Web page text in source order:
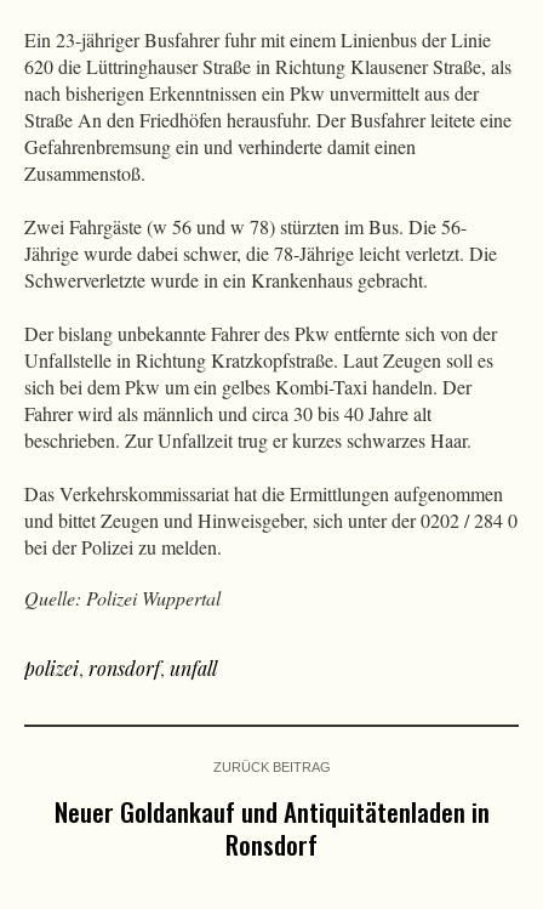
Ein 23-jähriger Busfahrer fuhr mit einem Linienbus der Linie
620 die Lüttringhauser Straße in Richtung Klausener Straße, als
nach bisherigen Erkenntnissen ein Pkw unvermittelt aus der
Straße An den Friedhöfen herausfuhr. Der Busfahrer leitete eine
Gefahrenbremsung ein und verhinderte damit einen
Zusammenstoß.
Zwei Fahrgäste (w 56 und w 78) stürzten im Bus. Die 56-
Jährige wurde dabei schwer, die 78-Jährige leicht verletzt. Die
Schwerverletzte wurde in ein Krankenhaus gebracht.
Der bislang unbekannte Fahrer des Pkw entfernte sich von der
Unfallstelle in Richtung Kratzkopfstraße. Laut Zeugen soll es
sich bei dem Pkw um ein gelbes Kombi-Taxi handeln. Der
Fahrer wird als männlich und circa 30 bis 40 Jahre alt
beschrieben. Zur Unfallzeit trug er kurzes schwarzes Haar.
Das Verkehrskommissariat hat die Ermittlungen aufgenommen
und bittet Zeugen und Hinweisgeber, sich unter der 0202 / 284 0
bei der Polizei zu melden.
Quelle: Polizei Wuppertal
polizei, ronsdorf, unfall
ZURÜCK BEITRAG
Neuer Goldankauf und Antiquitätenladen in
Ronsdorf